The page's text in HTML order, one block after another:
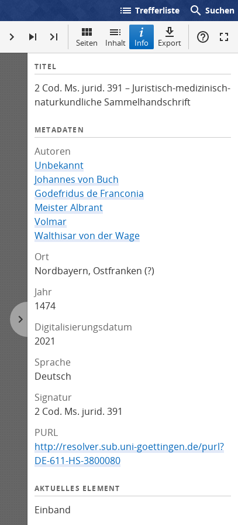
list Trefferliste search Suchen
Seiten Inhalt Info Export
I
f
o
TITEL
2 Cod. Ms. jurid. 391 – Juristisch-medizinisch-
naturkundliche Sammelhandschrift
METADATEN
Autoren
Unbekannt
Johannes von Buch
Godefridus de Franconia
Meister Albrant
Volmar
Walthisar von der Wage
Ort
Nordbayern, Ostfranken (?)
Jahr
1474
Digitalisierungsdatum
2021
Sprache
Deutsch
Signatur
2 Cod. Ms. jurid. 391
PURL
http://resolver.sub.uni-goettingen.de/purl?
DE-611-HS-3800080
AKTUELLES ELEMENT
Einband